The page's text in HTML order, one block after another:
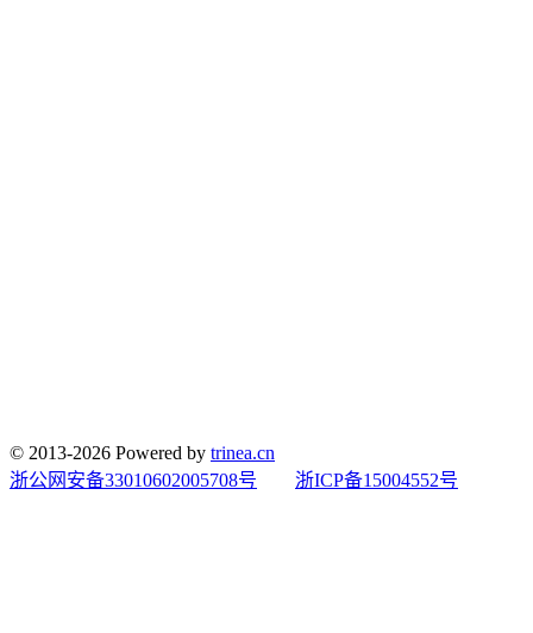
© 2013-2026 Powered by trinea.cn
浙公网安备33010602005708号
浙ICP备15004552号